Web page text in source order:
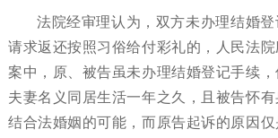
法院经审理认为，双方未办理结婚登
请求返还按照习俗给付彩礼的，人民法
案中，原、被告虽未办理结婚登记手续
夫妻名义同居生活一年之久，且被告怀
结合法婚姻的可能，而原告起诉的原因